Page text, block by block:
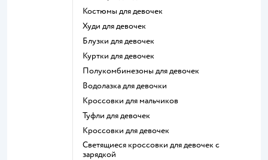
Костюмы для девочек
Худи для девочек
Блузки для девочек
Куртки для девочек
Полукомбинезоны для девочек
Водолазка для девочки
Кроссовки для мальчиков
Туфли для девочек
Кроссовки для девочек
Светящиеся кроссовки для девочек с
зарядкой